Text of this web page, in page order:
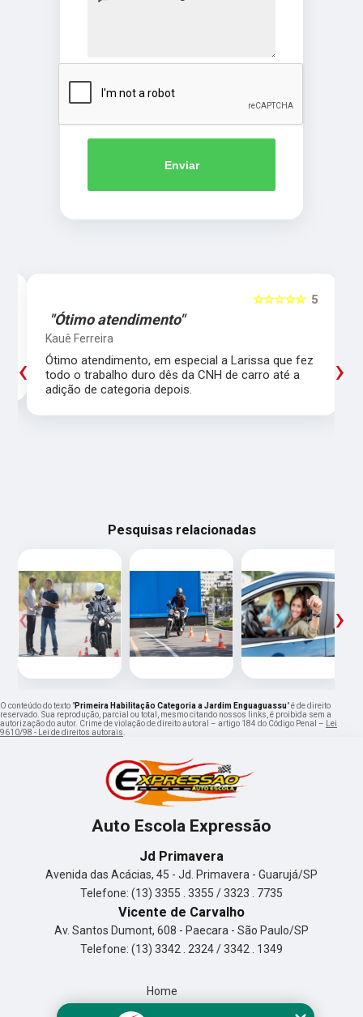
Enviar
5
☆☆☆☆☆
"Ótimo atendimento"
Kauê Ferreira
Ótimo atendimento, em especial a Larissa que fez
todo o trabalho duro dês da CNH de carro até a
adição de categoria depois.
‹ ›
Pesquisas relacionadas
‹ ›
O conteúdo do texto "Primeira Habilitação Categoria a Jardim Enguaguassu" é de direito
reservado. Sua reprodução, parcial ou total, mesmo citando nossos links, é proibida sem a
autorização do autor. Crime de violação de direito autoral – artigo 184 do Código Penal –
Lei
9610/98 - Lei de direitos autorais
Auto Escola Expressão
Jd Primavera
Avenida das Acácias, 45 - Jd. Primavera - Guarujá/SP
Telefone: (13) 3355 . 3355 / 3323 . 7735
Vicente de Carvalho
Av. Santos Dumont, 608 - Paecara - São Paulo/SP
Telefone: (13) 3342 . 2324 / 3342 . 1349
Home